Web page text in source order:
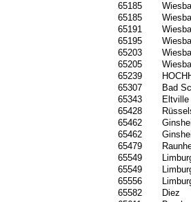
65185
65185
65191
65195
65203
65205
65239
65307
Bad
65343
Eltville
65428
65462
65462
65479
65549
65549
65556
65582
Diez